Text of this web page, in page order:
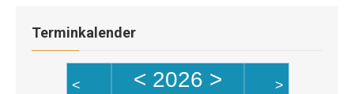
Terminkalender
< < 2026 > >